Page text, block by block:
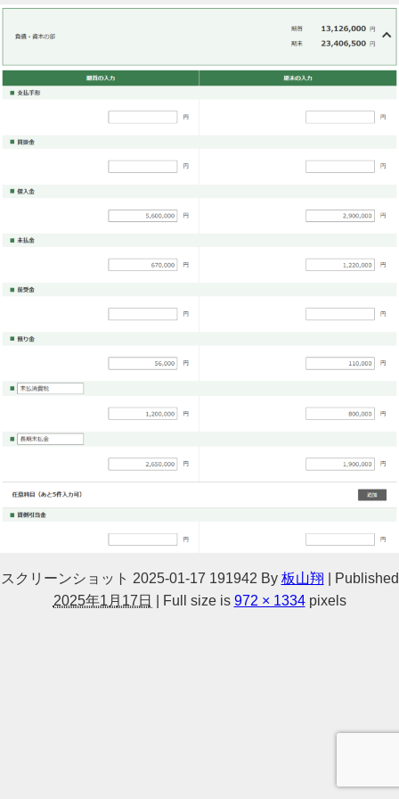
スクリーンショット 2025-01-17 191942 By 板山翔
Published
2025年1月17日
Full size is 972 × 1334pixels